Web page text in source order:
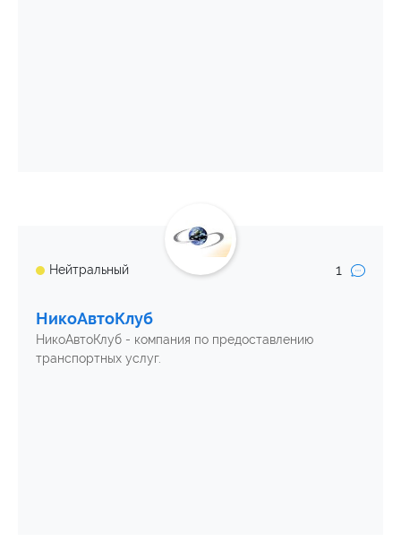
Нейтральный 1
НикоАвтоКлуб
НикоАвтоКлуб - компания по предоставлению
транспортных услуг.